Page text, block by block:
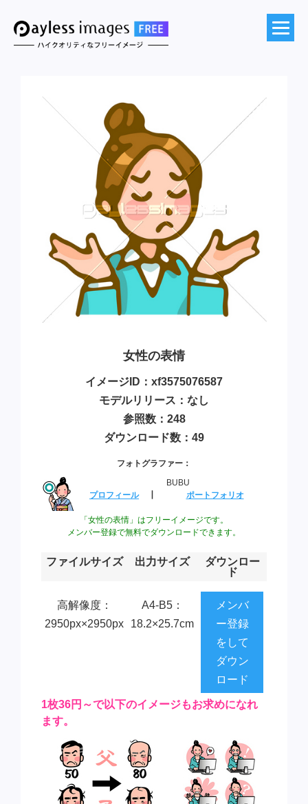
女性の表情
イメージID：xf3575076587
モデルリリース：なし
参照数：248
ダウンロード数：49
フォトグラファー：
BUBU
プロフィール
ポートフォリオ
「女性の表情」はフリーイメージです。
メンバー登録で無料でダウンロードできます。
ファイルサイズ 出力サイズ
ダウンロー
ド
高解像度：
2950px×2950px
A4-B5：
18.2×25.7cm
メンバ
ー登録
をして
ダウン
ロード
1枚36円～で以下のイメージもお求めになれ
ます。